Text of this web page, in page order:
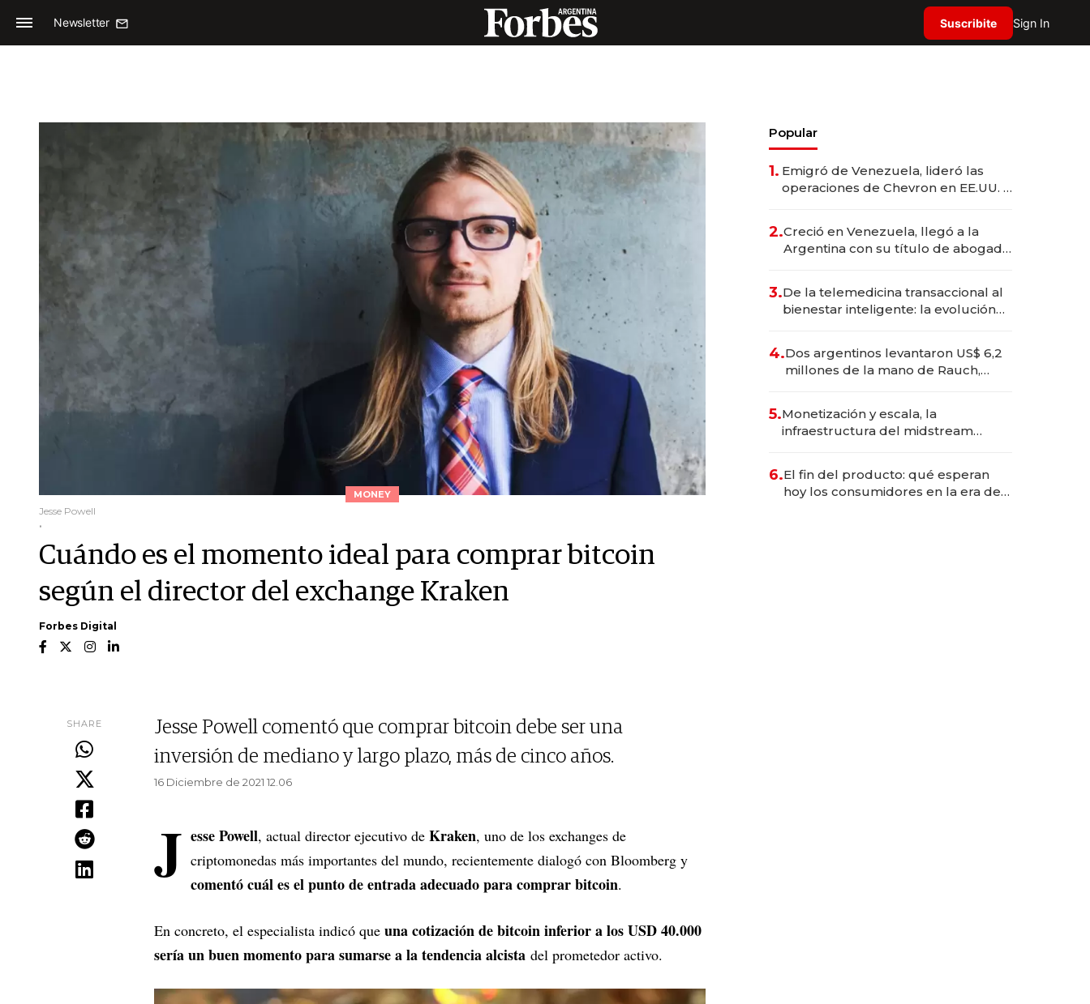
Newsletter Suscribite Sign In
MONEY
Jesse Powell
.
Cuándo es el momento ideal para comprar bitcoin
según el director del exchange Kraken
Forbes Digital
SHARE
Jesse Powell comentó que comprar bitcoin debe ser una
inversión de mediano y largo plazo, más de cinco años.
16 Diciembre de 2021 12.06
J esse Powell, actual director ejecutivo de Kraken, uno de los exchanges de
criptomonedas más importantes del mundo, recientemente dialogó con Bloomberg y
comentó cuál es el punto de entrada adecuado para comprar bitcoin.
En concreto, el especialista indicó que una cotización de bitcoin inferior a los USD 40.000
sería un buen momento para sumarse a la tendencia alcista del prometedor activo.
Popular
1. Emigró de Venezuela, lideró las
operaciones de Chevron en EE.UU. y
2.Creció en Venezuela, llegó a la
Argentina con su título de abogado
marcas "fast premium"
3.De la telemedicina transaccional al
bienestar inteligente: la evolución
4.Dos argentinos levantaron US$ 6,2
millones de la mano de Rauch,
5.Monetización y escala, la
infraestructura del midstream
6.El fin del producto: qué esperan
hoy los consumidores en la era de